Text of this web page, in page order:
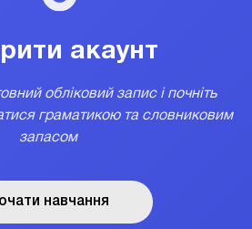
акаунт
обліковий запис і почніть
граматикою та словниковим
запасом
навчання